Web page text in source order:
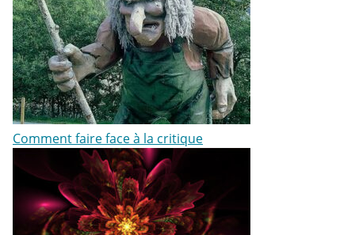
Comment faire face à la critique